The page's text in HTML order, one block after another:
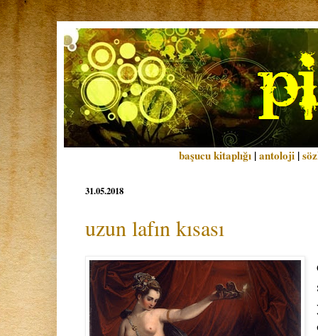
başucu kitaplığı |antoloji |
31.05.2018
uzun lafın kısası